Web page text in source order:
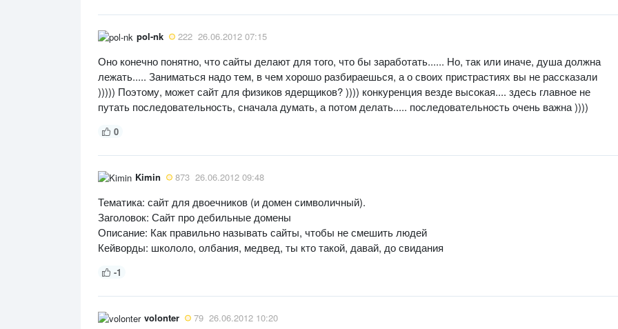
pol-nk 222 26.06.2012 07:15
Оно конечно понятно, что сайты делают для того, что бы заработать...... Но, так или иначе, душа должна
лежать..... Заниматься надо тем, в чем хорошо разбираешься, а о своих пристрастиях вы не рассказали
))))) Поэтому, может сайт для физиков ядерщиков? )))) конкуренция везде высокая.... здесь главное не
путать последовательность, сначала думать, а потом делать..... последовательность очень важна ))))
0
Kimin 873 26.06.2012 09:48
Тематика: сайт для двоечников (и домен символичный).
Заголовок: Сайт про дебильные домены
Описание: Как правильно называть сайты, чтобы не смешить людей
Кейворды: школоло, олбания, медвед, ты кто такой, давай, до свидания
-1
volonter 79 26.06.2012 10:20